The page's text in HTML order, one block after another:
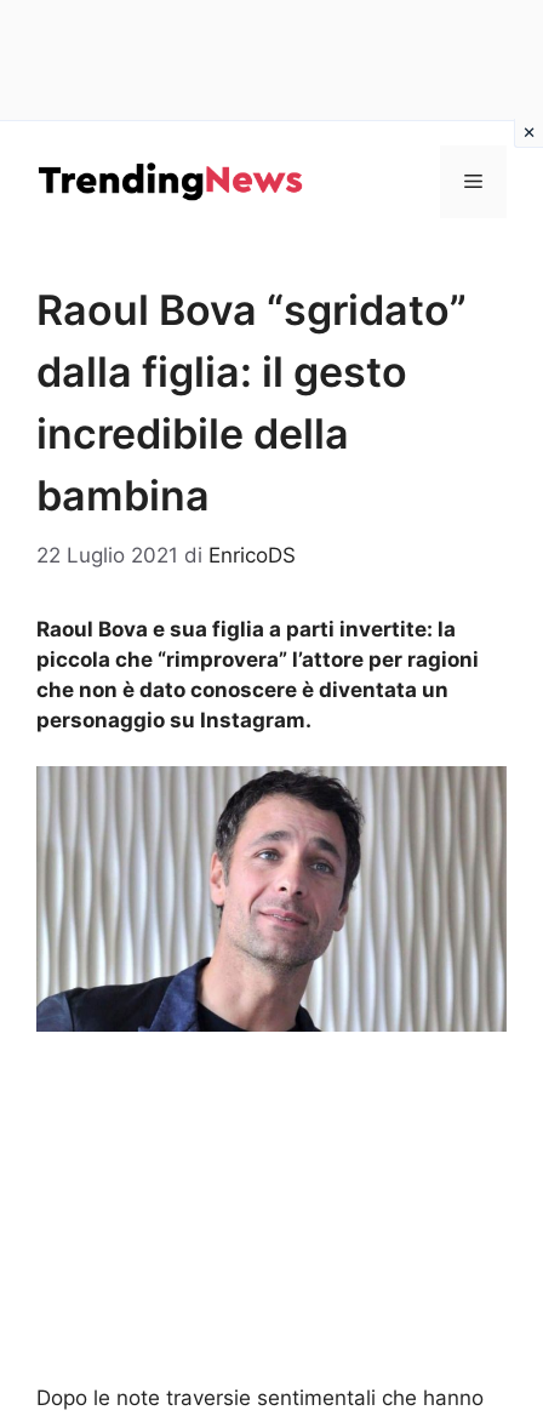
contenuto
Menu
Raoul Bova “sgridato”
dalla figlia: il gesto
incredibile della
bambina
22 Luglio 2021 di EnricoDS
Raoul Bova e sua figlia a parti invertite: la
piccola che “rimprovera” l’attore per ragioni
che non è dato conoscere è diventata un
personaggio su Instagram.
Dopo le note traversie sentimentali che hanno